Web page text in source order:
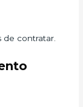
contratar.